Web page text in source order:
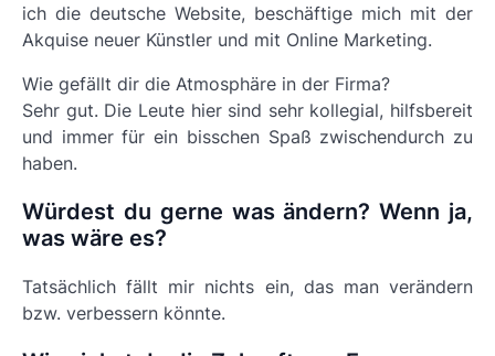
ich die deutsche Website, beschäftige mich mit der
Akquise neuer Künstler und mit Online Marketing.
Wie gefällt dir die Atmosphäre in der Firma?
Sehr gut. Die Leute hier sind sehr kollegial, hilfsbereit
und immer für ein bisschen Spaß zwischendurch zu
haben.
Würdest du gerne was ändern? Wenn ja,
was wäre es?
Tatsächlich fällt mir nichts ein, das man verändern
bzw. verbessern könnte.